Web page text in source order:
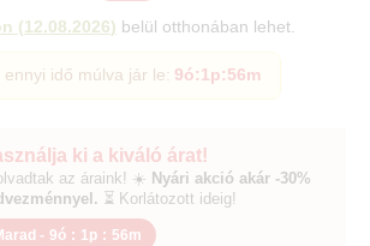
ki a kiváló árat!
az áraink! ☀️ Nyári akció akár -30%
⏳ Korlátozott ideig!
- 9ó : 1p : 55m
(12.08.2026) belül otthonában lehet.
ennyi idő múlva jár le: 9ó:1p:55m